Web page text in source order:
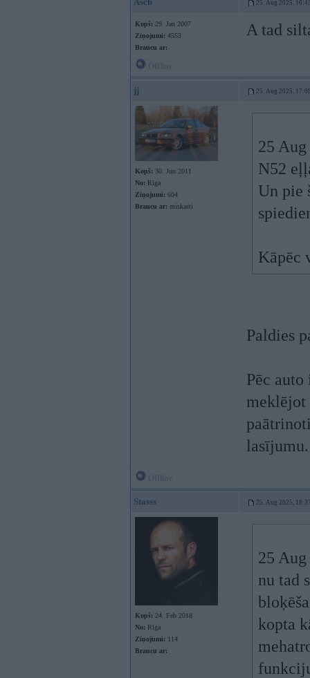
25. Aug 2025,
Kopš: 29. Jan 2007
Ziņojumi: 4553
Braucu ar:
A tad
jj 25. Aug 2025,
Kopš: 30. Jun 2011
No: Rīga
Ziņojumi: 604
Braucu ar: miskasti
25
N52
Un pie
Kāpēc
Paldies
Pēc
meklējot
Stasss 25. Aug 2025,
Kopš: 24. Feb 2018
No: Rīga
Ziņojumi: 114
Braucu ar:
25
nu tad
kopta